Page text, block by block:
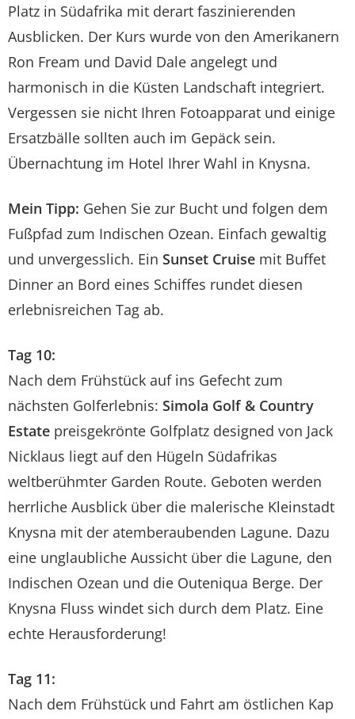
Platz in Südafrika mit derart faszinierenden
Ausblicken. Der Kurs wurde von den Amerikanern
Ron Fream und David Dale angelegt und
harmonisch in die Küsten Landschaft integriert.
Vergessen sie nicht Ihren Fotoapparat und einige
Ersatzbälle sollten auch im Gepäck sein.
Übernachtung im Hotel Ihrer Wahl in Knysna.
Mein Tipp: Gehen Sie zur Bucht und folgen dem
Fußpfad zum Indischen Ozean. Einfach gewaltig
und unvergesslich. Ein Sunset Cruise mit Buffet
Dinner an Bord eines Schiffes rundet diesen
erlebnisreichen Tag ab.
Tag 10:
Nach dem Frühstück auf ins Gefecht zum
nächsten Golferlebnis: Simola Golf & Country
Estate preisgekrönte Golfplatz designed von Jack
Nicklaus liegt auf den Hügeln Südafrikas
weltberühmter Garden Route. Geboten werden
herrliche Ausblick über die malerische Kleinstadt
Knysna mit der atemberaubenden Lagune. Dazu
eine unglaubliche Aussicht über die Lagune, den
Indischen Ozean und die Outeniqua Berge. Der
Knysna Fluss windet sich durch dem Platz. Eine
echte Herausforderung!
Tag 11:
Nach dem Frühstück und Fahrt am östlichen Kap